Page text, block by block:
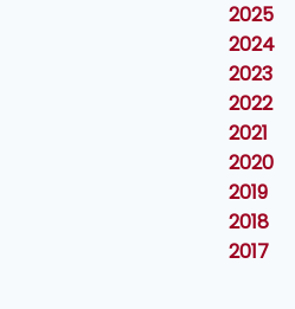
2025
2024
2023
2022
2021
2020
2019
2018
2017